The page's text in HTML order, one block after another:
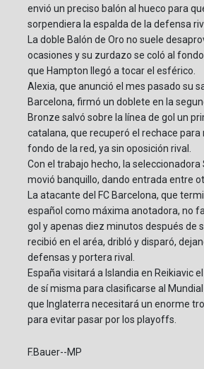
envió un preciso balón al hueco para
sorpendiera la espalda de la defensa
La doble Balón de Oro no suele
ocasiones y su zurdazo se coló al
que Hampton llegó a tocar el esférico.
Alexia, que anunció el mes pasado su
Barcelona, firmó un doblete en la
Bronze salvó sobre la línea de gol un
catalana, que recuperó el rechace para
fondo de la red, ya sin oposición rival.
Con el trabajo hecho, la
movió banquillo, dando entrada entre
La atacante del FC Barcelona, que
español como máxima anotadora, no
gol y apenas diez minutos después de
recibió en el aréa, dribló y disparó,
defensas y portera rival.
España visitará a Islandia en Reikiavic
de sí misma para clasificarse al
que Inglaterra necesitará un enorme
para evitar pasar por los playoffs.
F.Bauer--MP